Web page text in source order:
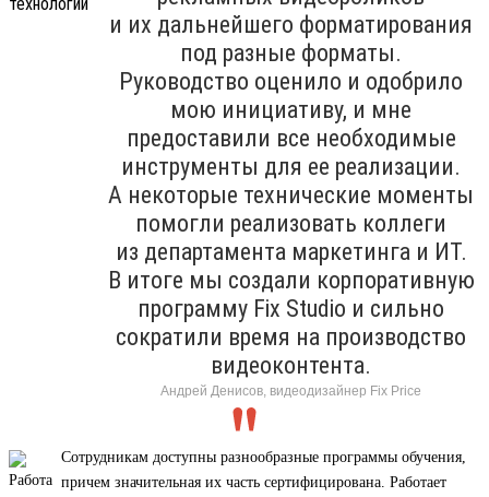
и их дальнейшего форматирования
под разные форматы.
Руководство оценило и одобрило
мою инициативу, и мне
предоставили все необходимые
инструменты для ее реализации.
А некоторые технические моменты
помогли реализовать коллеги
из департамента маркетинга и ИТ.
В итоге мы создали корпоративную
программу Fix Studio и сильно
сократили время на производство
видеоконтента.
Андрей Денисов, видеодизайнер Fix Price
Сотрудникам доступны разнообразные программы обучения,
причем значительная их часть сертифицирована. Работает